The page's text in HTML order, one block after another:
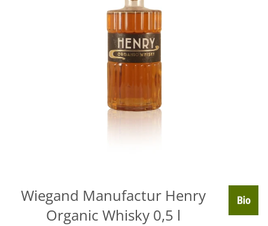
Wiegand Manufactur Henry
Organic Whisky 0,5 l